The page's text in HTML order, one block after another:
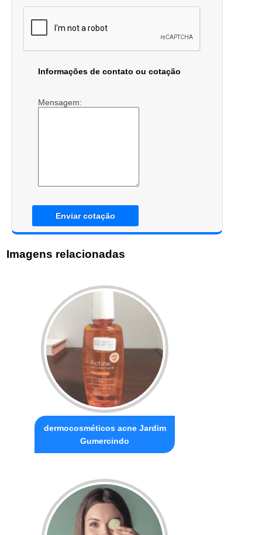
Informações de contato ou cotação
Mensagem:
Enviar cotação
Imagens relacionadas
dermocosméticos acne Jardim
Gumercindo